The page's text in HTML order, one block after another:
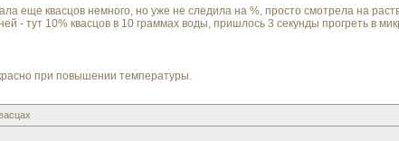
еще квасцов немного, но уже не следила на %, просто смотрела на
- тут 10% квасцов в 10 граммах воды, пришлось 3 секунды прогреть в
при повышении температуры.